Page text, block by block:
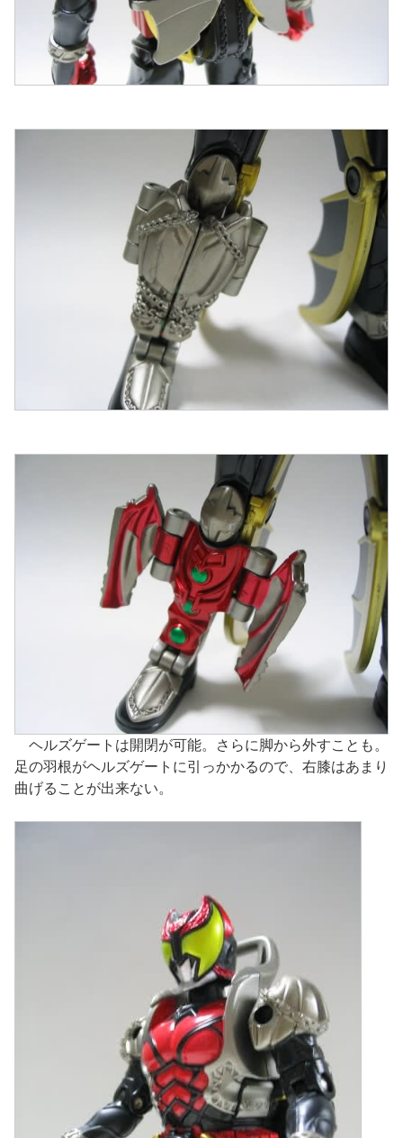
ヘルズゲートは開閉が可能。さらに脚から外すことも。
足の羽根がヘルズゲートに引っかかるので、右膝はあまり
曲げることが出来ない。